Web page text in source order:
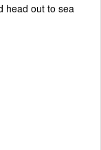
head out to sea